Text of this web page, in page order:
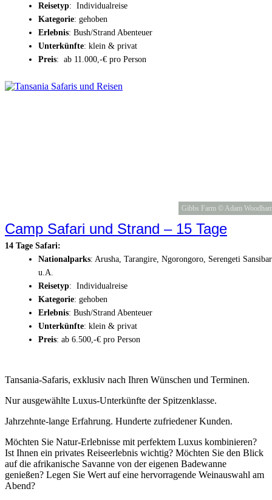
Reisetyp: Individualreise
Kategorie: gehoben
Erlebnis: Bush/Strand Abenteuer
Unterkünfte: klein & privat
Preis: ab 11.000,-€ pro Person
Gibbs Farm © Adam
Camp Safari und Strand – 15 Tage
14 Tage Safari:
Nationalparks: Arusha, Tarangire, Ngorongoro, Serengeti Sansibar
u.A.
Reisetyp: Individualreise
Kategorie: gehoben
Erlebnis: Bush/Strand Abenteuer
Unterkünfte: klein & privat
Preis: ab 6.500,-€ pro Person
Tansania-Safaris, exklusiv nach Ihren Wünschen und Terminen.
Nur ausgewählte Luxus-Unterkünfte der Spitzenklasse.
Jahrzehnte-lange Erfahrung. Hunderte zufriedener Kunden.
Möchten Sie Natur-Erlebnisse mit perfektem Luxus kombinieren?
Ist Ihnen ein privates Reiseerlebnis wichtig? Möchten Sie den Blick
auf die afrikanische Savanne von der eigenen Badewanne
genießen? Legen Sie Wert auf eine hervorragende Weinauswahl am
Abend?